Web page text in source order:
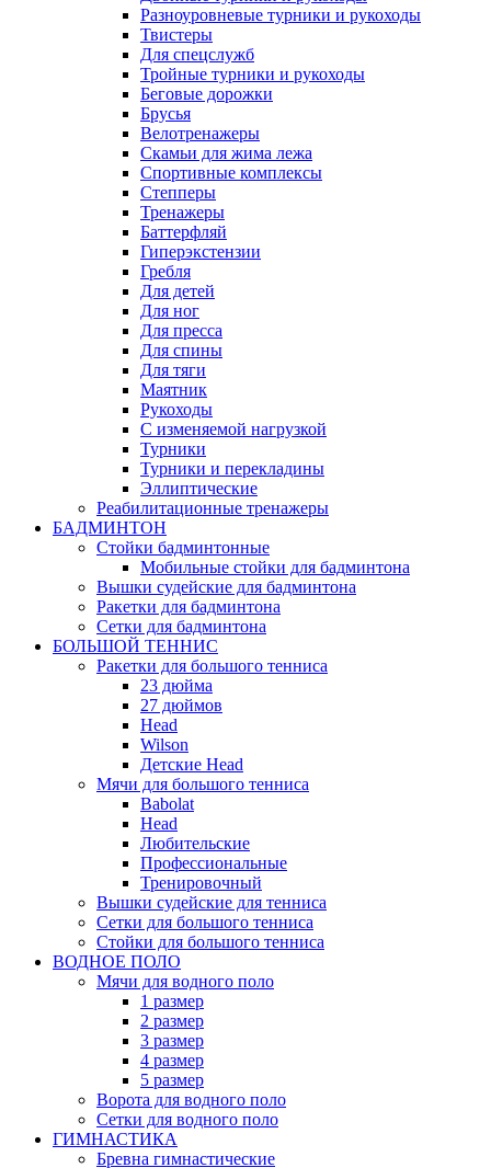
Разноуровневые турники и рукоходы
Твистеры
Для спецслужб
Тройные турники и рукоходы
Беговые дорожки
Брусья
Велотренажеры
Скамьи для жима лежа
Спортивные комплексы
Степперы
Тренажеры
Баттерфляй
Гиперэкстензии
Гребля
Для детей
Для ног
Для пресса
Для спины
Для тяги
Маятник
Рукоходы
С изменяемой нагрузкой
Турники
Турники и перекладины
Эллиптические
Реабилитационные тренажеры
БАДМИНТОН
Стойки бадминтонные
Мобильные стойки для бадминтона
Вышки судейские для бадминтона
Ракетки для бадминтона
Сетки для бадминтона
БОЛЬШОЙ ТЕННИС
Ракетки для большого тенниса
23 дюйма
27 дюймов
Head
Wilson
Детские Head
Мячи для большого тенниса
Babolat
Head
Любительские
Профессиональные
Тренировочный
Вышки судейские для тенниса
Сетки для большого тенниса
Стойки для большого тенниса
ВОДНОЕ ПОЛО
Мячи для водного поло
1 размер
2 размер
3 размер
4 размер
5 размер
Ворота для водного поло
Сетки для водного поло
ГИМНАСТИКА
Бревна гимнастические